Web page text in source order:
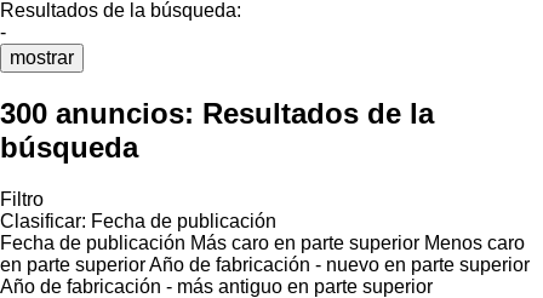
Resultados de la búsqueda:
-
mostrar
300 anuncios: Resultados de la
búsqueda
Filtro
Clasificar: Fecha de publicación
Fecha de publicación Más caro en parte superior Menos caro
en parte superiorAño de fabricación - nuevo en parte superior
Año de fabricación - más antiguo en parte superior